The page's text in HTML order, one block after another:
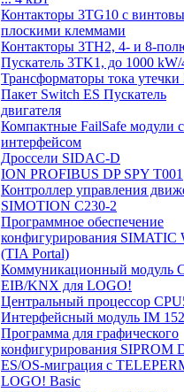
Контакторы 3TG10 c
плоскими клеммами
Контакторы 3TH2, 4- и 8-
Пускатель 3TK1, до 1000
Трансформаторы тока
Пакет Switch ES Пускатель
двигателя
Компактные FailSafe модули
интерфейсом
Дроссели SIDAC-D
ION PROFIBUS DP SPY T001
Контроллер управления
SIMOTION C230-2
Программное обеспечение
конфигурирования SIMATIC
(TIA Portal)
Коммуникационный модуль
EIB/KNX для LOGO!
Центральный процессор
Интерфейсный модуль IM
Программа для графического
конфигурирования SIPROM
ES/OS-миграция с
LOGO! Basic